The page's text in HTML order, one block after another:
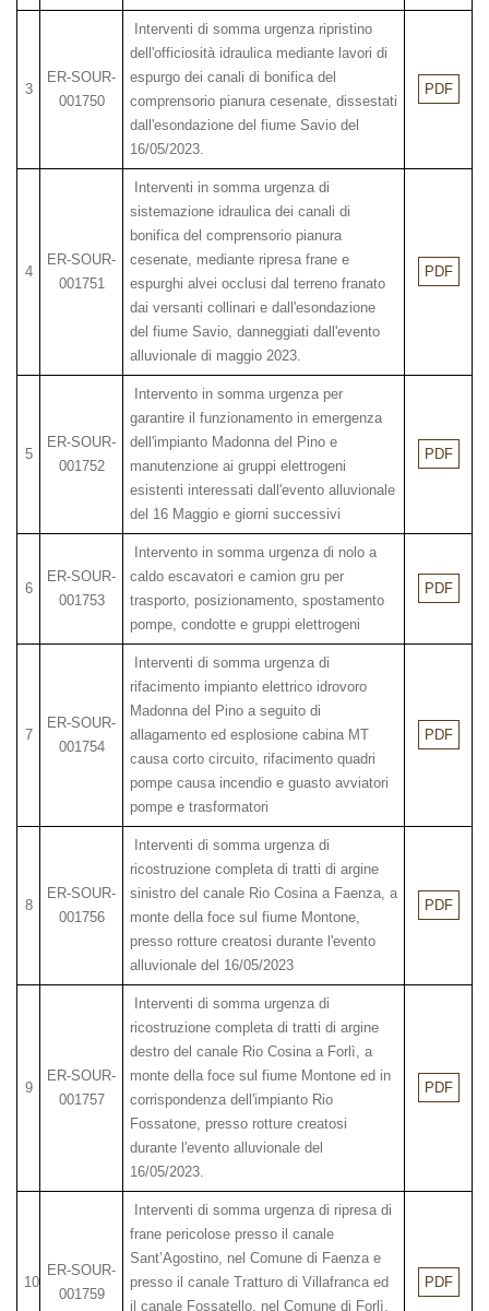
3
ER-SOUR-
001750
Interventi di somma urgenza ripristino
dell'officiosità idraulica mediante lavori di
espurgo dei canali di bonifica del
comprensorio pianura cesenate, dissestati
dall'esondazione del fiume Savio del
16/05/2023.
PDF
4
ER-SOUR-
001751
Interventi in somma urgenza di
sistemazione idraulica dei canali di
bonifica del comprensorio pianura
cesenate, mediante ripresa frane e
espurghi alvei occlusi dal terreno franato
dai versanti collinari e dall'esondazione
del fiume Savio, danneggiati dall'evento
alluvionale di maggio 2023.
PDF
5
ER-SOUR-
001752
Intervento in somma urgenza per
garantire il funzionamento in emergenza
dell'impianto Madonna del Pino e
manutenzione ai gruppi elettrogeni
esistenti interessati dall'evento alluvionale
del 16 Maggio e giorni successivi
PDF
6
ER-SOUR-
001753
Intervento in somma urgenza di nolo a
caldo escavatori e camion gru per
trasporto, posizionamento, spostamento
pompe, condotte e gruppi elettrogeni
PDF
7
ER-SOUR-
001754
Interventi di somma urgenza di
rifacimento impianto elettrico idrovoro
Madonna del Pino a seguito di
allagamento ed esplosione cabina MT
causa corto circuito, rifacimento quadri
pompe causa incendio e guasto avviatori
pompe e trasformatori
PDF
8
ER-SOUR-
001756
Interventi di somma urgenza di
ricostruzione completa di tratti di argine
sinistro del canale Rio Cosina a Faenza, a
monte della foce sul fiume Montone,
presso rotture creatosi durante l'evento
alluvionale del 16/05/2023
PDF
9
ER-SOUR-
001757
Interventi di somma urgenza di
ricostruzione completa di tratti di argine
destro del canale Rio Cosina a Forlì, a
monte della foce sul fiume Montone ed in
corrispondenza dell'impianto Rio
Fossatone, presso rotture creatosi
durante l'evento alluvionale del
16/05/2023.
PDF
10
ER-SOUR-
001759
Interventi di somma urgenza di ripresa di
frane pericolose presso il canale
Sant’Agostino, nel Comune di Faenza e
presso il canale Tratturo di Villafranca ed
il canale Fossatello, nel Comune di Forlì,
PDF